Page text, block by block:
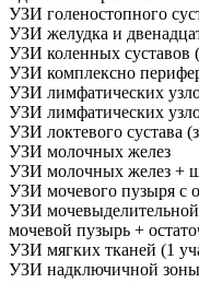
УЗИ голеностопного
УЗИ желудка и
УЗИ коленных суставов
УЗИ комплексно
УЗИ лимфатических
УЗИ лимфатических
УЗИ локтевого сустава
УЗИ молочных желез
УЗИ молочных желез +
УЗИ мочевого пузыря с
УЗИ
мочевой пузырь +
УЗИ мягких тканей (1
УЗИ надключичной